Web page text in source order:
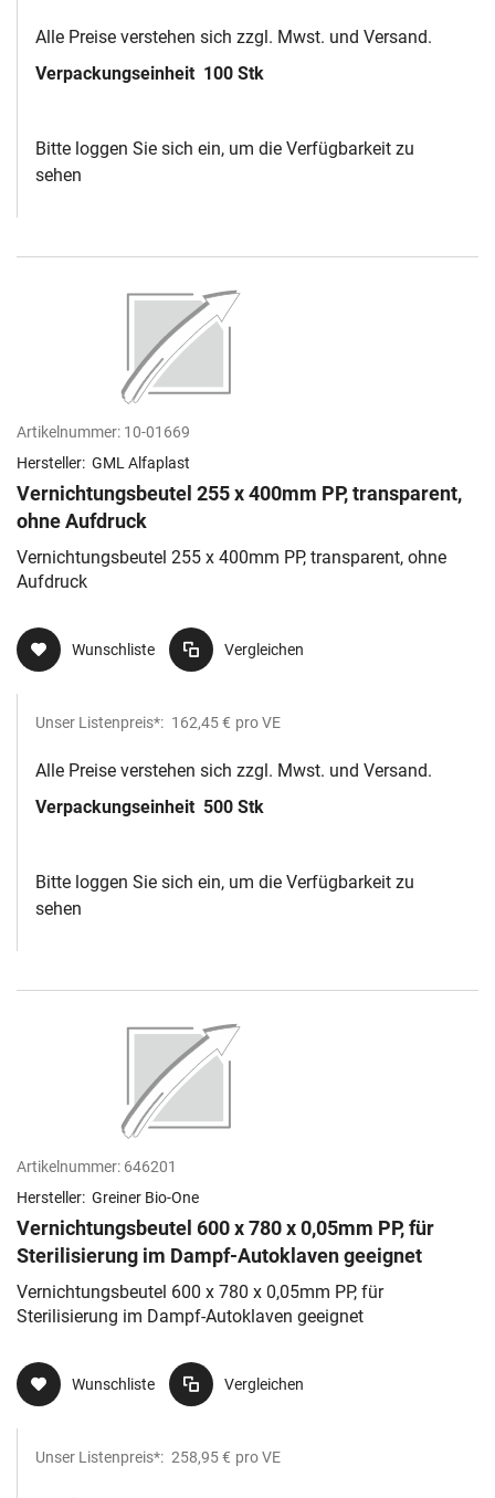
Alle Preise verstehen sich zzgl. Mwst. und Versand.
Verpackungseinheit 100 Stk
Bitte loggen Sie sich ein, um die Verfügbarkeit zu
sehen
Artikelnummer: 10-01669
Hersteller: GML Alfaplast
Vernichtungsbeutel 255 x 400mm PP, transparent,
ohne Aufdruck
Vernichtungsbeutel 255 x 400mm PP, transparent, ohne
Aufdruck
Wunschliste Vergleichen
Unser Listenpreis*: 162,45 € pro VE
Alle Preise verstehen sich zzgl. Mwst. und Versand.
Verpackungseinheit 500 Stk
Bitte loggen Sie sich ein, um die Verfügbarkeit zu
sehen
Artikelnummer: 646201
Hersteller: Greiner Bio-One
Vernichtungsbeutel 600 x 780 x 0,05mm PP, für
Sterilisierung im Dampf-Autoklaven geeignet
Vernichtungsbeutel 600 x 780 x 0,05mm PP, für
Sterilisierung im Dampf-Autoklaven geeignet
Wunschliste Vergleichen
Unser Listenpreis*: 258,95 € pro VE